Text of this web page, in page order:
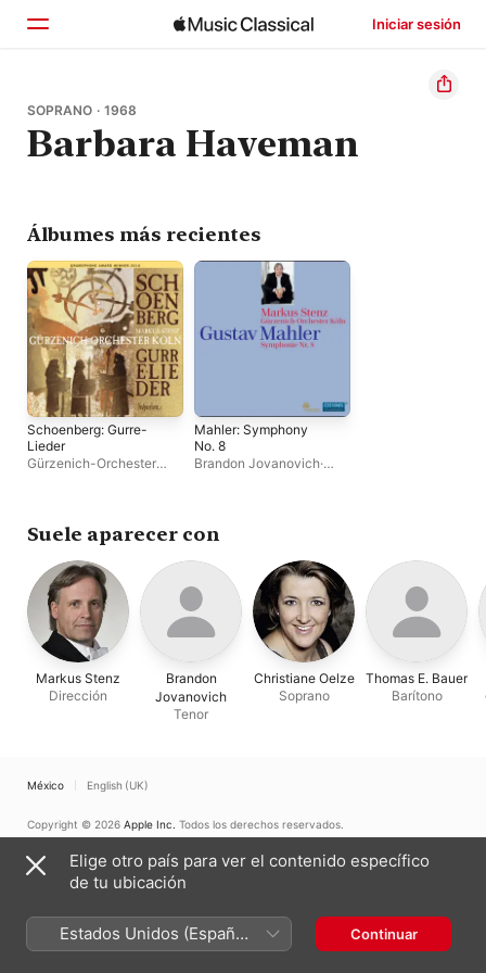
Iniciar sesión
Inicio
Explorar
SOPRANO · 1968
Barbara Haveman
Álbumes más recientes
Schoenberg: Gurre-
Lieder
Gürzenich-Orchester
Mahler: Symphony
No. 8
Brandon Jovanovich·
Stenz
Orla Boylan
Cathedral Choir·Petra
Lang·Anna Palimina·
Barbara Haveman
Günther Groissböck·
Cologne Gurzenich
Orchestra
·Cologne Vocal
Hanno Müller-
Brachmann·Maria
Radner
Suele aparecer con
Markus Stenz
Dirección
Brandon
Jovanovich
Tenor
Christiane Oelze
Soprano
Thomas E. Bauer
Barítono
México English (UK)
Copyright © 2026 Apple Inc. Todos los derechos reservados.
Advertencia sobre cookies
Soporte Comentarios
Elige otro país para ver el contenido específico
de tu ubicación
Estados Unidos (Español
México)
Continuar